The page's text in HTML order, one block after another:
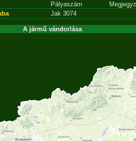
Pályaszám
Jak 3074
A jármű vándorlása